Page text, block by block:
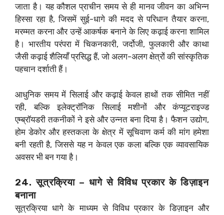
जाता है। यह कौशल प्राचीन समय से ही मानव जीवन का अभिन्न
हिस्सा रहा है, जिसमें सुई-धागे की मदद से परिधान तैयार करना,
मरम्मत करना और उन्हें आकर्षक बनाने के लिए कढ़ाई करना शामिल
है। भारतीय परंपरा में चिकनकारी, जर्दोजी, फुलकारी और काथा
जैसी कढ़ाई शैलियाँ प्रसिद्ध हैं, जो अलग-अलग क्षेत्रों की सांस्कृतिक
पहचान दर्शाती हैं।
आधुनिक समय में सिलाई और कढ़ाई केवल हाथों तक सीमित नहीं
रही, बल्कि इलेक्ट्रॉनिक सिलाई मशीनों और कंप्यूटराइज्ड
एम्ब्रॉयडरी तकनीकों ने इसे और उन्नत बना दिया है। फैशन उद्योग,
होम डेकोर और हस्तकला के क्षेत्र में सूचिवाण कर्म की मांग हमेशा
बनी रहती है, जिससे यह न केवल एक कला बल्कि एक व्यावसायिक
अवसर भी बन गया है।
24. सूत्रक्रिया – धागे से विविध प्रकार के डिज़ाइन
बनाना
सूत्रक्रिया धागे के माध्यम से विविध प्रकार के डिज़ाइन और